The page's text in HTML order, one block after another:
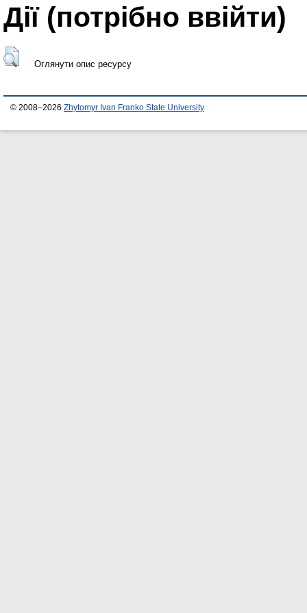
Дії ​​(потрібно ввійти)
Оглянути опис ресурсу
© 2008–2026 Zhytomyr Ivan Franko State University